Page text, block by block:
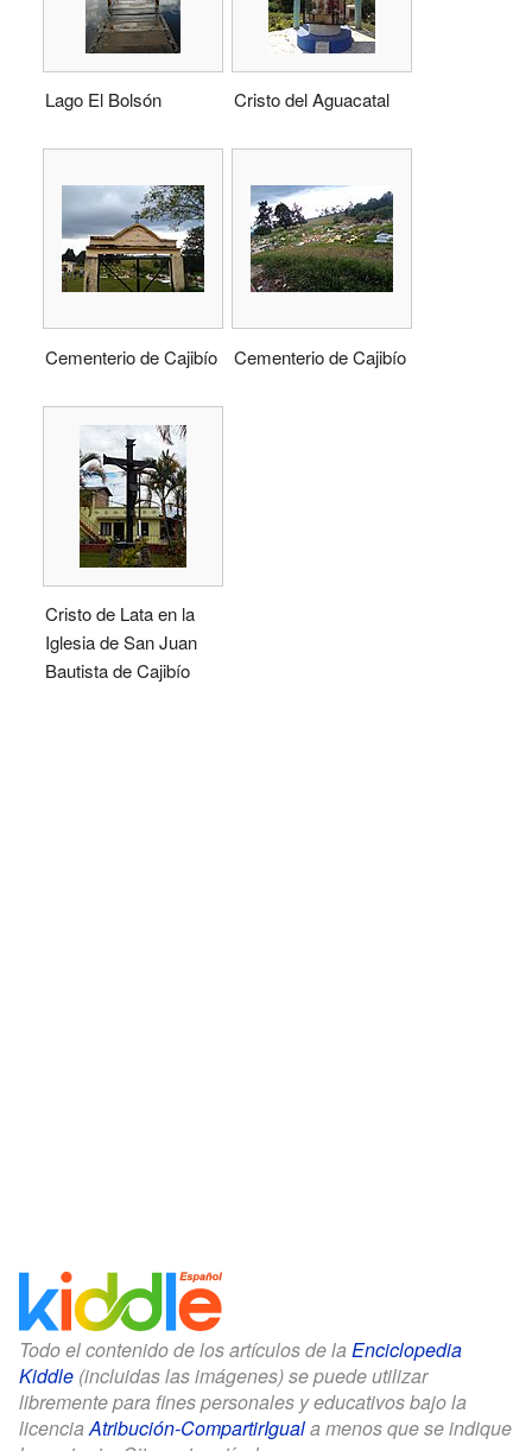
Lago El Bolsón Cristo del Aguacatal
Cementerio de Cajibío Cementerio de Cajibío
Cristo de Lata en la
Iglesia de San Juan
Bautista de Cajibío
Todo el contenido de los artículos de la Enciclopedia
Kiddle (incluidas las imágenes) se puede utilizar
libremente para fines personales y educativos bajo la
licenciaAtribución-CompartirIguala menos que se indique